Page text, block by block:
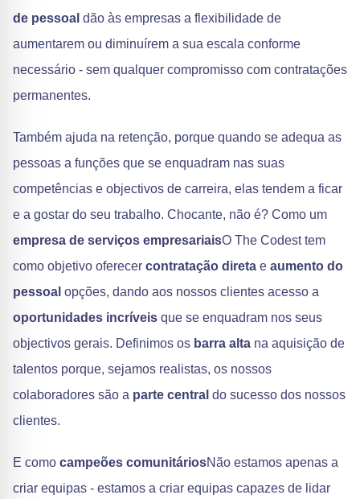
de pessoal dão às empresas a flexibilidade de
aumentarem ou diminuírem a sua escala conforme
necessário - sem qualquer compromisso com contratações
permanentes.
Também ajuda na retenção, porque quando se adequa as
pessoas a funções que se enquadram nas suas
competências e objectivos de carreira, elas tendem a ficar
e a gostar do seu trabalho. Chocante, não é? Como um
empresa de serviços empresariaisO The Codest tem
como objetivo oferecer contratação direta e aumento do
pessoal opções, dando aos nossos clientes acesso a
oportunidades incríveis que se enquadram nos seus
objectivos gerais. Definimos os barra alta na aquisição de
talentos porque, sejamos realistas, os nossos
colaboradores são a parte central do sucesso dos nossos
clientes.
E como campeões comunitáriosNão estamos apenas a
criar equipas - estamos a criar equipas capazes de lidar